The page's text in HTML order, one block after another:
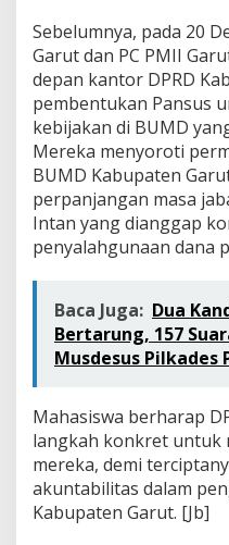
Sebelumnya, pada 20
Garut dan PC PMII
depan kantor DPRD
pembentukan Pansus
kebijakan di BUMD
Mereka menyoroti
BUMD Kabupaten
perpanjangan masa
Intan yang dianggap
penyalahgunaan dana
Baca Juga: Dua
Bertarung, 157
Musdesus Pilkades
Mahasiswa berharap
langkah konkret untuk
mereka, demi
akuntabilitas dalam
Kabupaten Garut. [Jb]